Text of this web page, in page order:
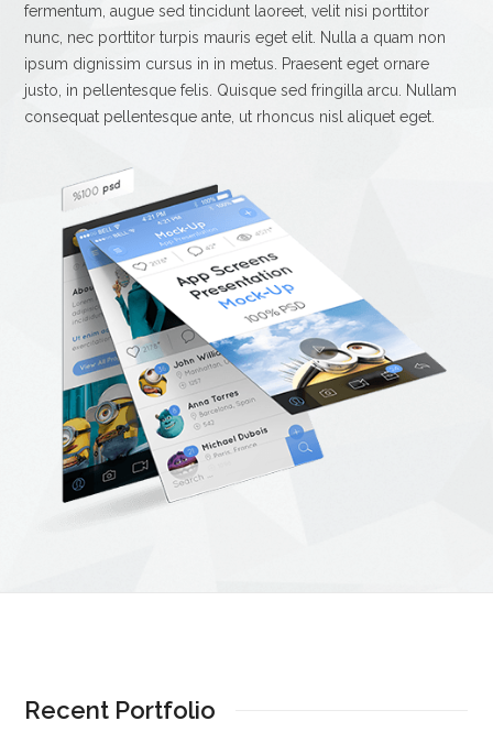
fermentum, augue sed tincidunt laoreet, velit nisi porttitor
nunc, nec porttitor turpis mauris eget elit. Nulla a quam non
ipsum dignissim cursus in in metus. Praesent eget ornare
justo, in pellentesque felis. Quisque sed fringilla arcu. Nullam
consequat pellentesque ante, ut rhoncus nisl aliquet eget.
Recent Portfolio